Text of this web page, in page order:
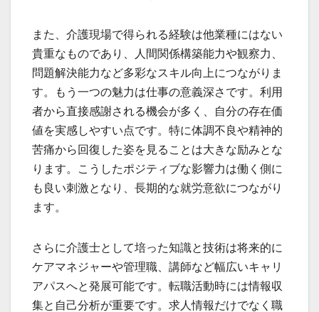
また、介護現場で得られる経験は他業種にはない
貴重なものであり、人間関係構築能力や観察力、
問題解決能力など多彩なスキル向上につながりま
す。もう一つの魅力は仕事の意義深さです。利用
者から直接感謝される機会が多く、自分の存在価
値を実感しやすい点です。特に体調不良や精神的
苦痛から回復した姿を見ることは大きな励みとな
ります。こうしたポジティブな影響力は働く側に
も良い刺激となり、長期的な就労意欲につながり
ます。
さらに介護士として培った知識と技術は将来的に
ケアマネジャーや管理職、講師など幅広いキャリ
アパスへと発展可能です。転職活動時には情報収
集と自己分析が重要です。求人情報だけでなく職